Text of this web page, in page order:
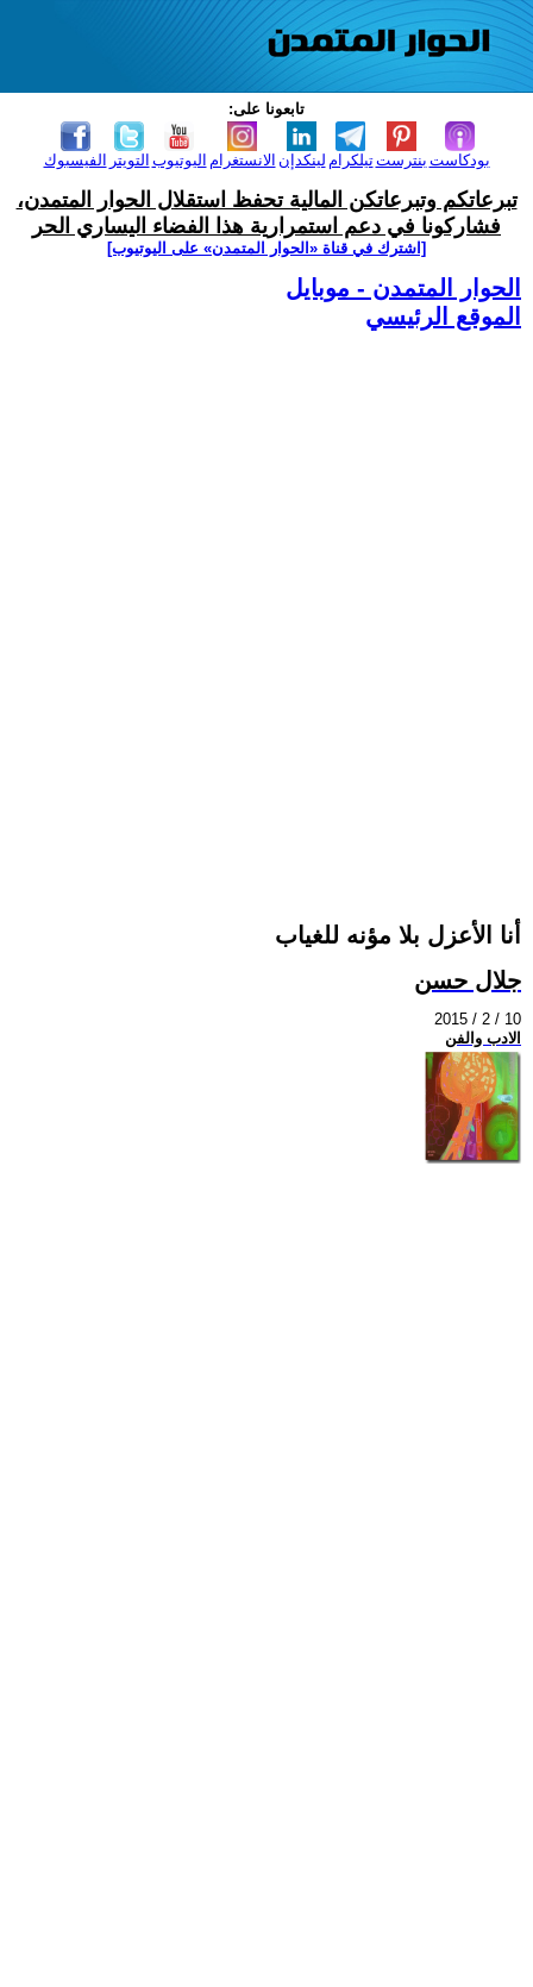
تابعونا على:
الفيسبوك التويتر اليوتيوب الانستغرام لينكدإن تيلكرامبنترست بودكاست
تبرعاتكم وتبرعاتكن المالية تحفظ استقلال الحوار المتمدن،
فشاركونا في دعم استمرارية هذا الفضاء اليساري الحر
[اشترك في قناة ‫«الحوار المتمدن» على اليوتيوب]
الحوار المتمدن - موبايل
الموقع الرئيسي
أنا الأعزل بلا مؤنه للغياب
جلال حسن
2015 / 2 / 10
الادب والفن